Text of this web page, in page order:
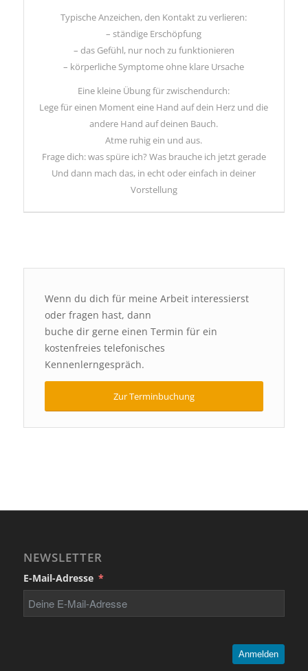
Typische Anzeichen, den Kontakt zu verlieren:
– ständige Erschöpfung
– das Gefühl, nur noch zu funktionieren
– körperliche Symptome ohne klare Ursache
Eine kleine Übung für zwischendurch:
Lege für einen Moment eine Hand auf dein Herz und die
andere Hand auf deinen Bauch.
Atme ruhig ein und aus.
Frage dich: was spüre ich? Was brauche ich jetzt gerade
Und dann mach das, in echt oder einfach in deiner
Vorstellung
Wenn du dich für meine Arbeit interessierst
oder fragen hast, dann
buche dir gerne einen Termin für ein
kostenfreies telefonisches
Kennenlerngespräch.
Zur Terminbuchung
NEWSLETTER
E-Mail-Adresse
Anmelden